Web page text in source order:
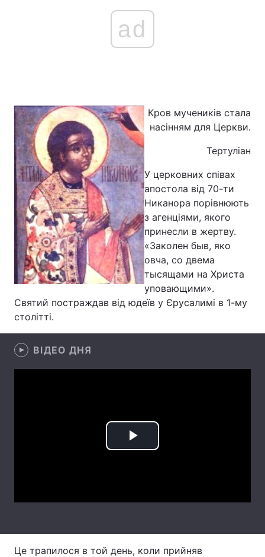
Політика
Світ
Зброя Інциденти
Здоров'я Туризм
Цікавинки Погода
Екологія Регіони
Лонгріди
Відео з Youtube Статті
Думки
Архів
Контакти
Послуги
ad
Кров мучеників стала
насінням для Церкви.
Тертуліан
У церковних співах
апостола від 70-ти
Никанора порівнюють
з агенціями, якого
принесли в жертву.
«Заколен быв, яко
овча, со двема
тысящами на Христа
уповающими».
Святий постраждав від юдеїв у Єрусалимі в 1-му
столітті.
ВІДЕО ДНЯ
Play
Це трапилося в той день, коли прийняв